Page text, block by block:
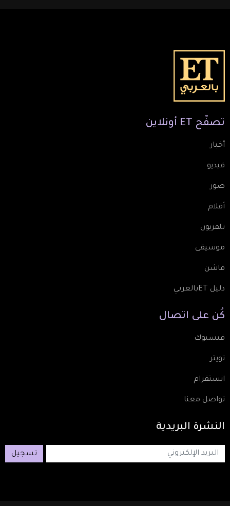
تصفّح ET أونلاين
أخبار
فيديو
صور
أفلام
تلفزيون
موسيقى
فاشن
دليل ETبالعربي
كُن على اتصال
فيسبوك
تويتر
انستقرام
تواصل معنا
النشرة البريدية
تسجيل